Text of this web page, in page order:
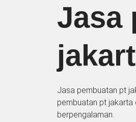
Jasa
Jasa pembuatan pt
pembuatan pt jakarta
berpengalaman.